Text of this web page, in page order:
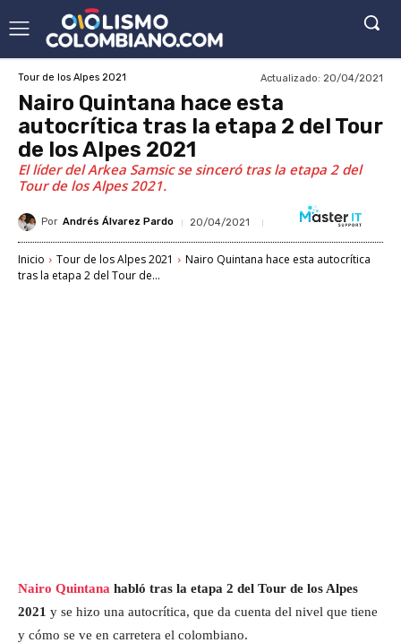
Tour de los Alpes 2021 Actualizado: 20/04/2021
Nairo Quintana hace esta
autocrítica tras la etapa 2 del Tour
de los Alpes 2021
El líder del Arkea Samsic se sinceró tras la etapa 2 del
Tour de los Alpes 2021.
Por Andrés Álvarez Pardo 20/04/2021
Inicio Tour de los Alpes 2021
Nairo Quintana hace esta autocrítica
tras la etapa 2 del Tour de...
Nairo Quintana habló tras la etapa 2 del Tour de los Alpes
2021 y se hizo una autocrítica, que da cuenta del nivel que tiene
y cómo se ve en carretera el colombiano.